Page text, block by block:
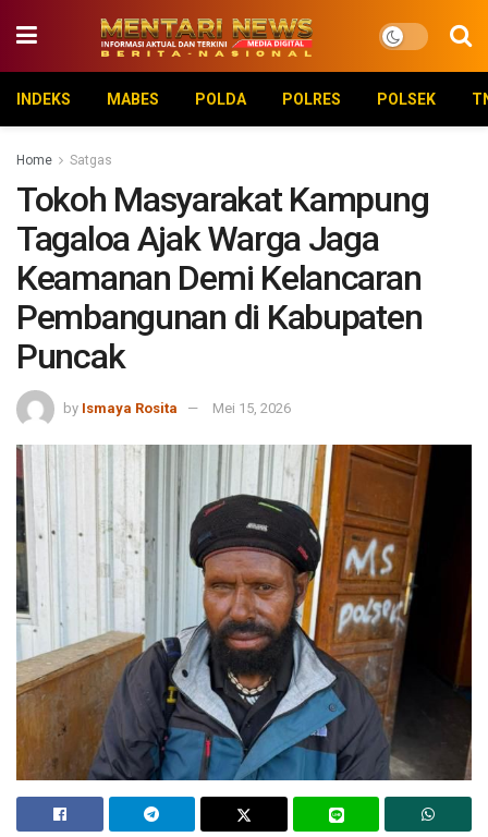
INDEKS MABES POLDA POLRES POLSEK
Home Satgas
Tokoh Masyarakat Kampung
Tagaloa Ajak Warga Jaga
Keamanan Demi Kelancaran
Pembangunan di Kabupaten
Puncak
by Ismaya Rosita Mei 15, 2026